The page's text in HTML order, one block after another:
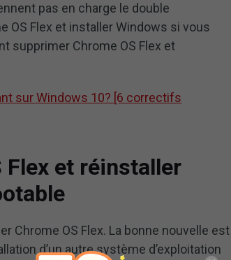
pas en charge le double
OS Flex et installer Windows si vous
supprimer Chrome OS Flex et
sur Windows 10? [6 correctifs
Flex et réinstaller
Chrome OS Flex. La bonne nouvelle est
d’un autre système d’exploitation